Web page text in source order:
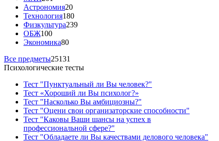
Астрономия20
Технология180
Физкультура239
ОБЖ100
Экономика80
Все предметы25131
Психологические тесты
Тест "Пунктуальный ли Вы человек?"
Тест «Хороший ли Вы психолог?»
Тест "Насколько Вы амбициозны?"
Тест "Оцени свои организаторские способности"
Тест "Каковы Ваши шансы на успех в
профессиональной сфере?"
Тест "Обладаете ли Вы качествами делового человека"